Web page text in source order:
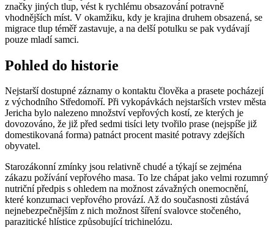
značky jiných tlup, vést k rychlému obsazování potravně
vhodnějších míst. V okamžiku, kdy je krajina druhem obsazená, se
migrace tlup téměř zastavuje, a na delší potulku se pak vydávají
pouze mladí samci.
Pohled do historie
Nejstarší dostupné záznamy o kontaktu člověka a prasete pocházejí
z východního Středomoří. Při vykopávkách nejstarších vrstev města
Jericha bylo nalezeno množství vepřových kostí, ze kterých je
dovozováno, že již před sedmi tisíci lety tvořilo prase (nejspíše již
domestikovaná forma) patnáct procent masité potravy zdejších
obyvatel.
Starozákonní zmínky jsou relativně chudé a týkají se zejména
zákazu požívání vepřového masa. To lze chápat jako velmi rozumný
nutriční předpis s ohledem na možnost závažných onemocnění,
které konzumaci vepřového provází. Až do současnosti zůstává
nejnebezpečnějším z nich možnost šíření svalovce stočeného,
parazitické hlístice způsobující trichinelózu.